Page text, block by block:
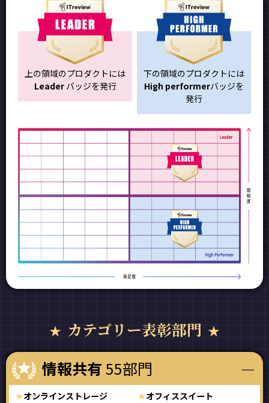
上の領域のプロダクトには
Leaderバッジを発行
下の領域のプロダクトには
High performerバッジを
発行
カテゴリー表彰部門
情報共有55部門
オンラインストレージ
オフィススイート